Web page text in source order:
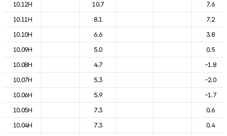
10.12H
10.7
7.6
10.11H
8.1
7.2
10.10H
6.6
3.8
10.09H
5.0
0.5
10.08H
4.7
-1.8
10.07H
5.3
-2.0
10.06H
5.9
-1.7
10.05H
7.3
0.6
10.04H
7.3
0.4